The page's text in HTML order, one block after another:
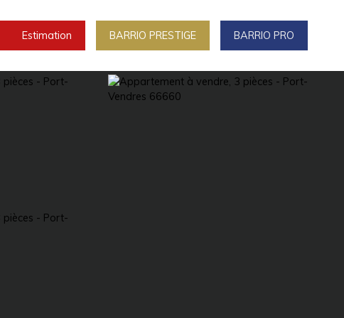
Estimation BARRIO PRESTIGE BARRIO PRO